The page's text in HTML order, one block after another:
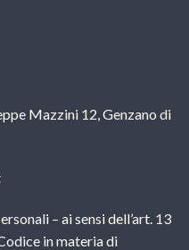
Mazzini 12, Genzano di
– ai sensi dell’art. 13
in materia di